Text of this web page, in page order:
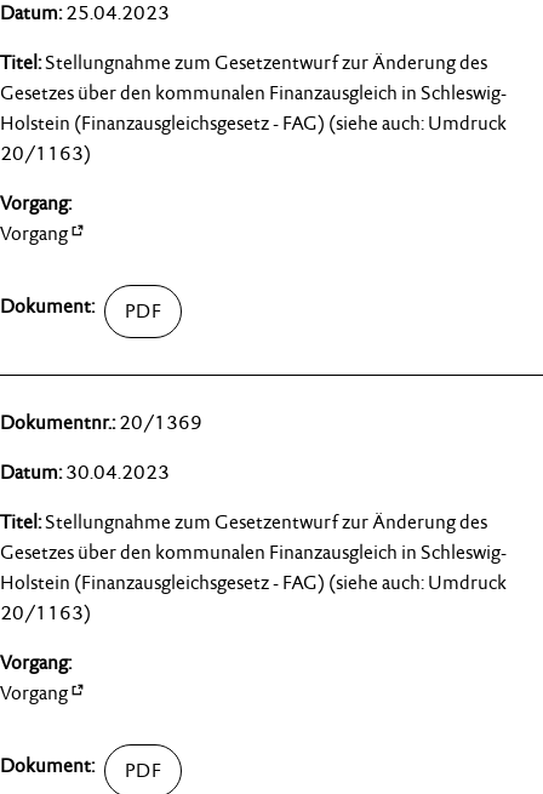
25.04.2023
Stellungnahme zum Gesetzentwurf zur Änderung des
Gesetzes über den kommunalen Finanzausgleich in Schleswig-
Holstein (Finanzausgleichsgesetz - FAG) (siehe auch: Umdruck
20/1163)
Vorgang
20/1369
30.04.2023
Stellungnahme zum Gesetzentwurf zur Änderung des
Gesetzes über den kommunalen Finanzausgleich in Schleswig-
Holstein (Finanzausgleichsgesetz - FAG) (siehe auch: Umdruck
20/1163)
Vorgang